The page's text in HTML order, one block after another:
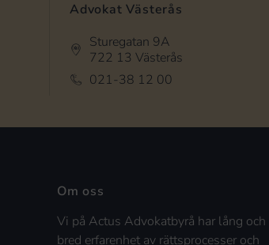
Advokat Västerås
Sturegatan 9A
722 13 Västerås
021-38 12 00
Om oss
Vi på Actus Advokatbyrå har lång och
bred erfarenhet av rättsprocesser och